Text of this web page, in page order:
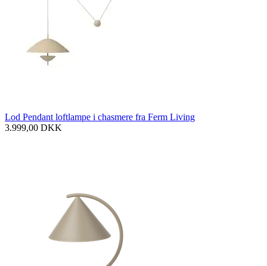
Lod Pendant loftlampe i chasmere fra Ferm Living
3.999,00 DKK